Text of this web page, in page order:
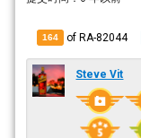
164 of RA-82044
Steve Vit